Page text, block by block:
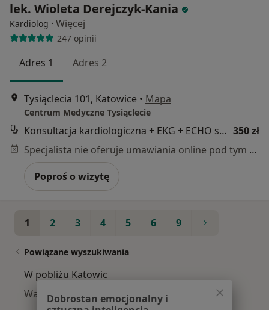
lek. Wioleta Derejczyk-Kania
Kardiolog · Więcej
247 opinii
Adres 1 Adres 2
Tysiąclecia 101, Katowice • Mapa
Centrum Medyczne Tysiąclecie
Konsultacja kardiologiczna + EKG + ECHO serca 350 zł
Specjalista nie oferuje umawiania online pod tym adresem.
Poproś o wizytę
1 2 3 4 5 6 9
Powiązane wyszukiwania
W pobliżu Katowic
Wady serca w Gliwicach
Dobrostan emocjonalny i